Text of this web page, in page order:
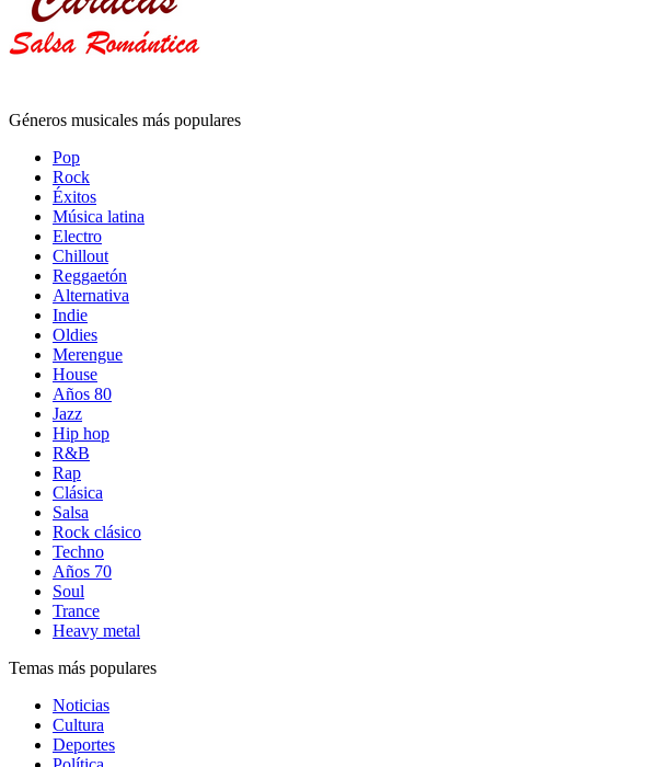
Géneros musicales más populares
Pop
Rock
Éxitos
Música latina
Electro
Chillout
Reggaetón
Alternativa
Indie
Oldies
Merengue
House
Años 80
Jazz
Hip hop
R&B
Rap
Clásica
Salsa
Rock clásico
Techno
Años 70
Soul
Trance
Heavy metal
Temas más populares
Noticias
Cultura
Deportes